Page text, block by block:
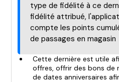
type de fidélité à ce
fidélité attribué,
compte les points
de passages en magasin
Cette dernière est utile
offres, offrir des bons de
de dates anniversaires